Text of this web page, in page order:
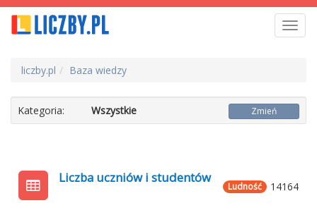
liczby.pl Baza wiedzy
Kategoria: Wszystkie Zmień
14164
Ludność
Liczba uczniów i studentów